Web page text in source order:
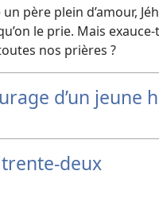
père plein d’amour,
le prie. Mais
nos prières ?
d’un jeune
deux